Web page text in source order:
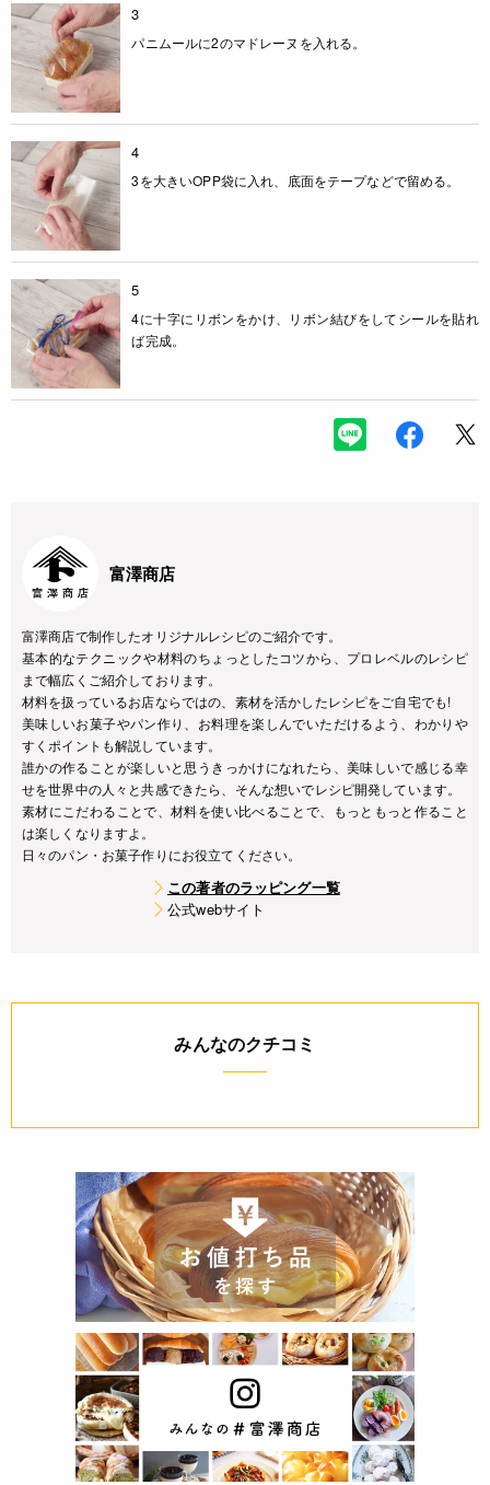
3
パニムールに2のマドレーヌを入れる。
4
3を大きいOPP袋に入れ、底面をテープなどで留める。
5
4に十字にリボンをかけ、リボン結びをしてシールを貼れ
ば完成。
富澤商店
富澤商店で制作したオリジナルレシピのご紹介です。
基本的なテクニックや材料のちょっとしたコツから、プロレベルのレシピ
まで幅広くご紹介しております。
材料を扱っているお店ならではの、素材を活かしたレシピをご自宅でも!
美味しいお菓子やパン作り、お料理を楽しんでいただけるよう、わかりや
すくポイントも解説しています。
誰かの作ることが楽しいと思うきっかけになれたら、美味しいで感じる幸
せを世界中の人々と共感できたら、そんな想いでレシピ開発しています。
素材にこだわることで、材料を使い比べることで、もっともっと作ること
は楽しくなりますよ。
日々のパン・お菓子作りにお役立てください。
この著者のラッピング一覧
公式webサイト
みんなのクチコミ